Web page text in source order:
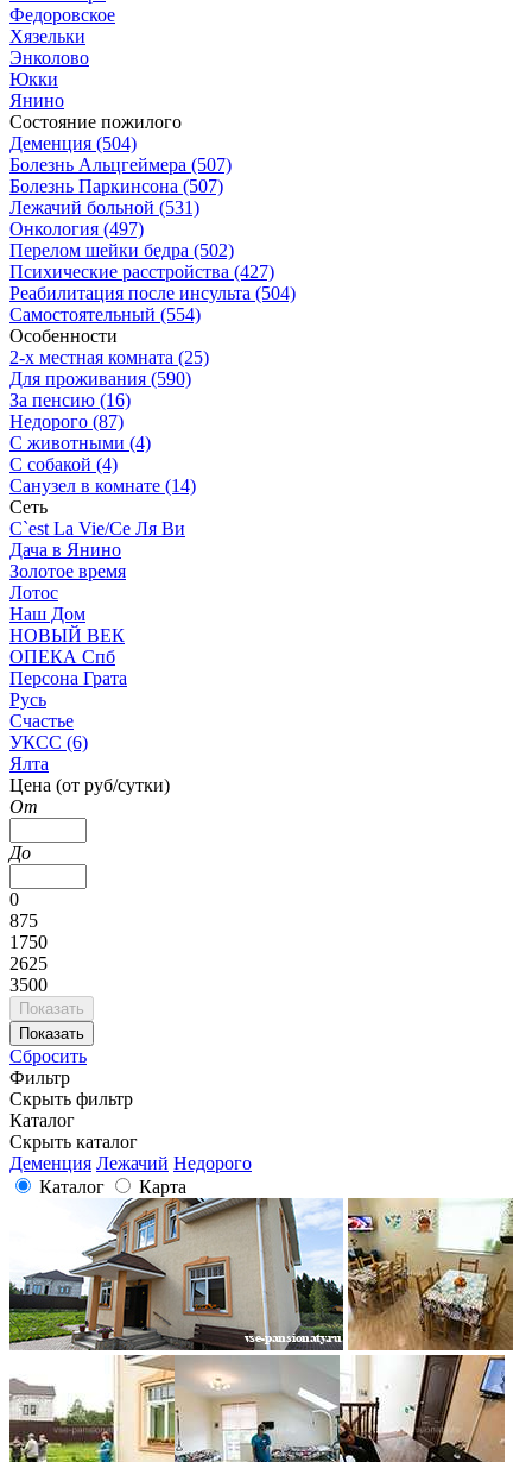
Федоровское
Хязельки
Энколово
Юкки
Янино
Состояние пожилого
Деменция (504)
Болезнь Альцгеймера (507)
Болезнь Паркинсона (507)
Лежачий больной (531)
Онкология (497)
Перелом шейки бедра (502)
Психические расстройства (427)
Реабилитация после инсульта (504)
Самостоятельный (554)
Особенности
2-х местная комната (25)
Для проживания (590)
За пенсию (16)
Недорого (87)
С животными (4)
С собакой (4)
Санузел в комнате (14)
Сеть
C`est La Vie/Се Ля Ви
Дача в Янино
Золотое время
Лотос
Наш Дом
НОВЫЙ ВЕК
ОПЕКА Спб
Персона Грата
Русь
Счастье
УКСС (6)
Ялта
Цена (от руб/сутки)
От
До
0
875
1750
2625
3500
Сбросить
Фильтр
Скрыть фильтр
Каталог
Скрыть каталог
Деменция Лежачий Недорого
Каталог
Карта